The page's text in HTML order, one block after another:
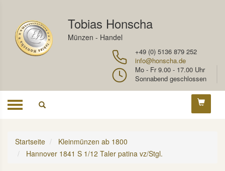
Tobias Honscha
Münzen - Handel
+49 (0) 5136 879 252
info@honscha.de
Mo - Fr 9.00 - 17.00 Uhr
Sonnabend geschlossen
Toggle
Startseite
Kleinmünzen ab 1800
Hannover 1841 S 1/12 Taler patina vz/Stgl.